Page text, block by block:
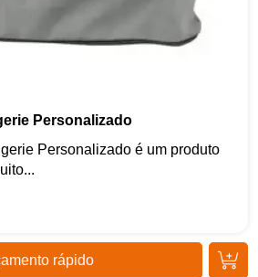
Personalizado
Personalizado é um produto
rápido